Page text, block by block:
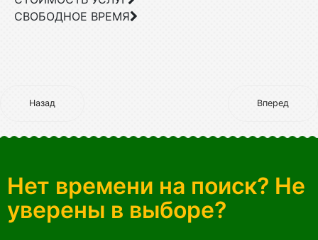
СВОБОДНОЕ ВРЕМЯ
Назад Вперед
Нет времени на поиск? Не
уверены в выборе?